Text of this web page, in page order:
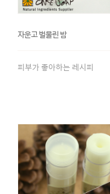
자운고 벌물린 밤
피부가 좋아하는 레시피